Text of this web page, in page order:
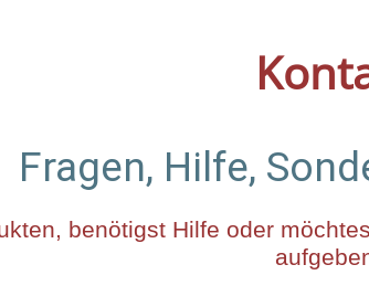
Fragen, Hilfe,
benötigst Hilfe oder